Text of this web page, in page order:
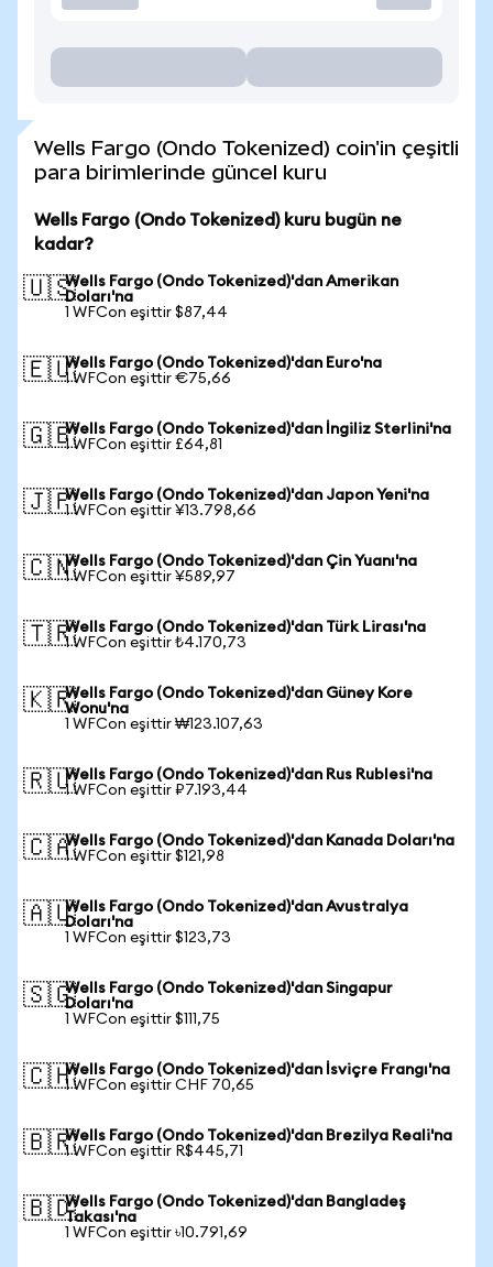
Wells Fargo (Ondo Tokenized) coin'in çeşitli
para birimlerinde güncel kuru
Wells Fargo (Ondo Tokenized) kuru bugün ne
kadar?
🇺🇸Wells Fargo (Ondo Tokenized)'dan Amerikan
Doları'na
1 WFCon eşittir $87,44
🇪🇺Wells Fargo (Ondo Tokenized)'dan Euro'na
1 WFCon eşittir €75,66
🇬🇧Wells Fargo (Ondo Tokenized)'dan İngiliz Sterlini'na
1 WFCon eşittir £64,81
🇯🇵Wells Fargo (Ondo Tokenized)'dan Japon Yeni'na
1 WFCon eşittir ¥13.798,66
🇨🇳Wells Fargo (Ondo Tokenized)'dan Çin Yuanı'na
1 WFCon eşittir ¥589,97
🇹🇷Wells Fargo (Ondo Tokenized)'dan Türk Lirası'na
1 WFCon eşittir ₺4.170,73
🇰🇷Wells Fargo (Ondo Tokenized)'dan Güney Kore
Wonu'na
1 WFCon eşittir ₩123.107,63
🇷🇺Wells Fargo (Ondo Tokenized)'dan Rus Rublesi'na
1 WFCon eşittir ₽7.193,44
🇨🇦Wells Fargo (Ondo Tokenized)'dan Kanada Doları'na
1 WFCon eşittir $121,98
🇦🇺Wells Fargo (Ondo Tokenized)'dan Avustralya
Doları'na
1 WFCon eşittir $123,73
🇸🇬Wells Fargo (Ondo Tokenized)'dan Singapur
Doları'na
1 WFCon eşittir $111,75
🇨🇭Wells Fargo (Ondo Tokenized)'dan İsviçre Frangı'na
1 WFCon eşittir CHF 70,65
🇧🇷Wells Fargo (Ondo Tokenized)'dan Brezilya Reali'na
1 WFCon eşittir R$445,71
🇧🇩Wells Fargo (Ondo Tokenized)'dan Bangladeş
Takası'na
1 WFCon eşittir ৳10.791,69